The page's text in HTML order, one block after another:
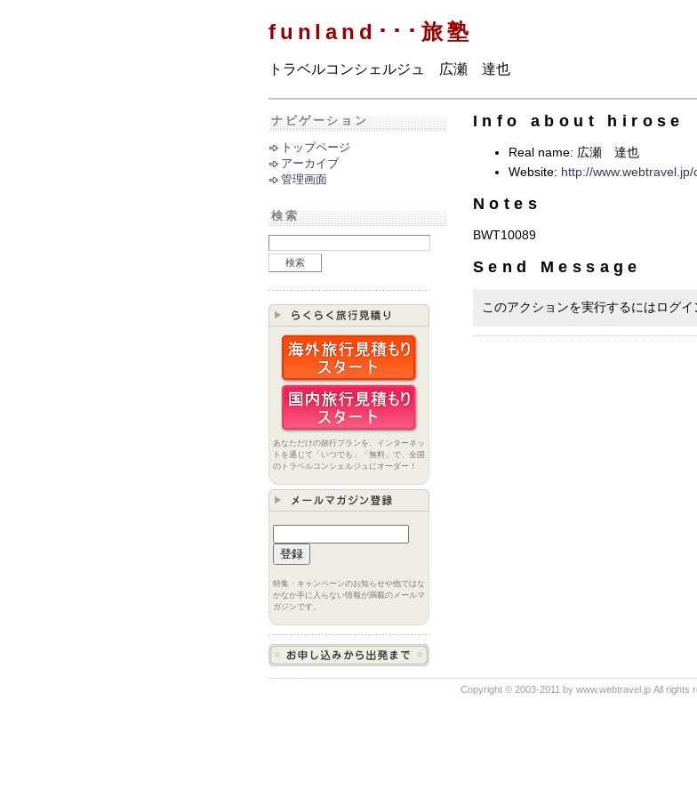
funland･･･旅塾
トラベルコンシェルジュ 広瀬 達也
Info about hirose
Real name: 広瀬 達也
Website: http://
Notes
BWT10089
Send Message
このアクションを実行するにはログイ
ナビゲーション
トップページ
アーカイブ
管理画面
検索
あなただけの旅行プランを、インターネッ
トを通じて「いつでも」「無料」で、全国
のトラベルコンシェルジュにオーダー！
特集・キャンペーンのお知らせや他ではな
かなか手に入らない情報が満載のメールマ
ガジンです。
Copyright © 2003-2011 by www.webtravel.jp All rights